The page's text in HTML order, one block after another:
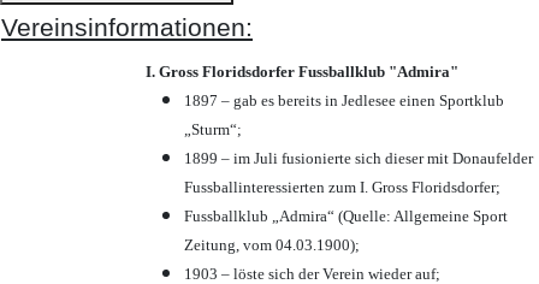
Vereinsinformationen:
I. Gross Floridsdorfer Fussballklub "Admira"
1897 – gab es bereits in Jedlesee einen Sportklub
„Sturm“;
1899 – im Juli fusionierte sich dieser mit Donaufelder
Fussballinteressierten zum I. Gross Floridsdorfer;
Fussballklub „Admira“ (Quelle: Allgemeine Sport
Zeitung, vom 04.03.1900);
1903 – löste sich der Verein wieder auf;